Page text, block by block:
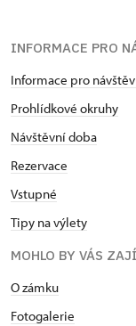
INFORMACE PRO
Informace pro
Prohlídkové okruhy
Návštěvní doba
Rezervace
Vstupné
Tipy na výlety
MOHLO BY VÁS
O zámku
Fotogalerie